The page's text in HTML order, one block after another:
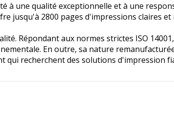
à une qualité exceptionnelle et à une
jusqu'à 2800 pages d'impressions claires et
Répondant aux normes strictes ISO 14001,
En outre, sa nature
qui recherchent des solutions d'impression